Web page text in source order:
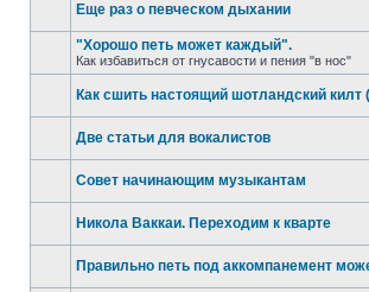
Еще раз о певческом дыхании
"Хорошо петь может каждый".
Как избавиться от гнусавости и пения "в нос"
Как сшить настоящий шотландский килт
Две статьи для вокалистов
Совет начинающим музыкантам
Никола Ваккаи. Переходим к кварте
Правильно петь под аккомпанемент